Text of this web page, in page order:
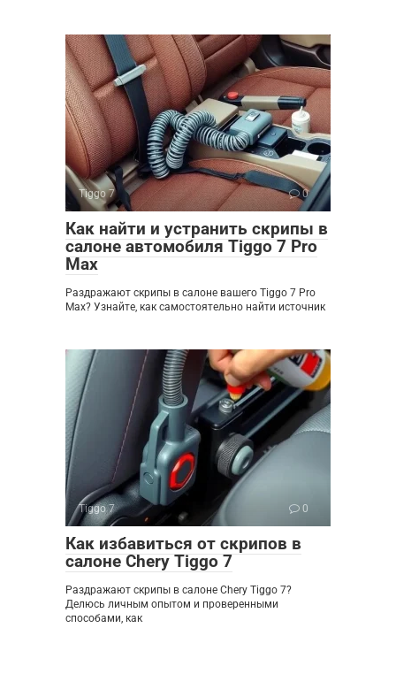
Tiggo 7 0
Как найти и устранить скрипы в
салоне автомобиля Tiggo 7 Pro
Max
Раздражают скрипы в салоне вашего Tiggo 7 Pro
Max? Узнайте, как самостоятельно найти источник
Tiggo 7 0
Как избавиться от скрипов в
салоне Chery Tiggo 7
Раздражают скрипы в салоне Chery Tiggo 7?
Делюсь личным опытом и проверенными
способами, как